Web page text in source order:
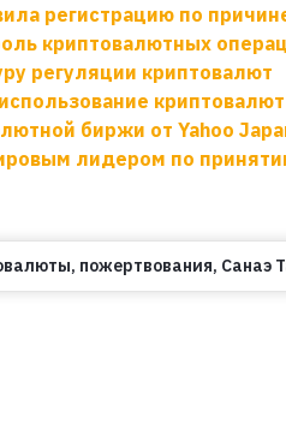
регистрацию по
криптовалютных
регуляции криптовалют
биржи от Yahoo
лидером по
, пожертвования, Санаэ